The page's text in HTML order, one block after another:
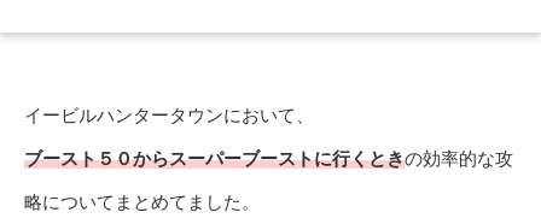
イービルハンタータウンにおいて、
ブースト５０からスーパーブーストに行くときの効率的な攻
略についてまとめてました。